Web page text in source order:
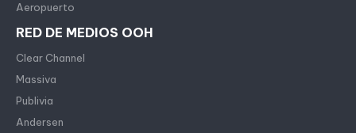
Aeropuerto
RED DE MEDIOS OOH
Clear Channel
Massiva
Publivia
Andersen